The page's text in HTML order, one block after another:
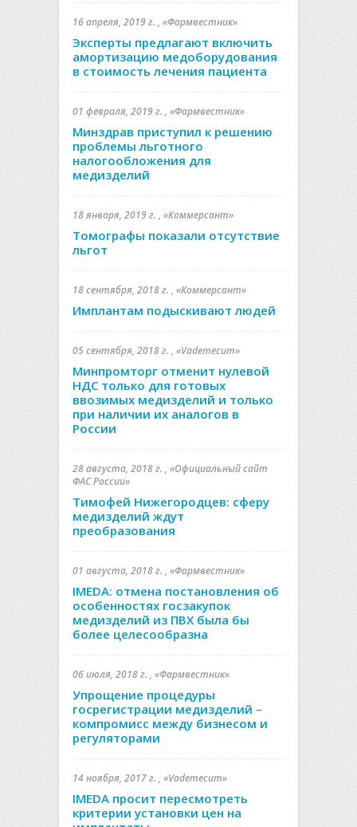
16 апреля, 2019 г. , «Фармвестник»
Эксперты предлагают включить
амортизацию медоборудования
в стоимость лечения пациента
01 февраля, 2019 г. , «Фармвестник»
Минздрав приступил к решению
проблемы льготного
налогообложения для
медизделий
18 января, 2019 г. , «Коммерсант»
Томографы показали отсутствие
льгот
18 сентября, 2018 г. , «Коммерсант»
Имплантам подыскивают людей
05 сентября, 2018 г. , «Vademecum»
Минпромторг отменит нулевой
НДС только для готовых
ввозимых медизделий и только
при наличии их аналогов в
России
28 августа, 2018 г. , «Официальный сайт
ФАС России»
Тимофей Нижегородцев: сферу
медизделий ждут
преобразования
01 августа, 2018 г. , «Фармвестник»
IMEDA: отмена постановления об
особенностях госзакупок
медизделий из ПВХ была бы
более целесообразна
06 июля, 2018 г. , «Фармвестник»
Упрощение процедуры
госрегистрации медизделий –
компромисс между бизнесом и
регуляторами
14 ноября, 2017 г. , «Vademecum»
IMEDA просит пересмотреть
критерии установки цен на